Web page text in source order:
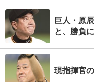
巨人・原
と、勝負
現指揮官